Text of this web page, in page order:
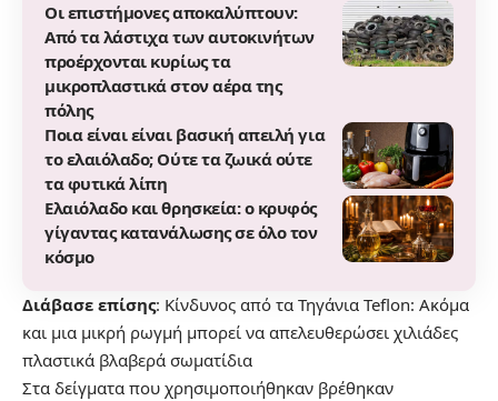
Οι επιστήμονες αποκαλύπτουν:
Από τα λάστιχα των αυτοκινήτων
προέρχονται κυρίως τα
μικροπλαστικά στον αέρα της
πόλης
Ποια είναι είναι βασική απειλή για
το ελαιόλαδο; Ούτε τα ζωικά ούτε
τα φυτικά λίπη
Ελαιόλαδο και θρησκεία: ο κρυφός
γίγαντας κατανάλωσης σε όλο τον
κόσμο
Διάβασε επίσης: Κίνδυνος από τα Τηγάνια Teflon: Ακόμα
και μια μικρή ρωγμή μπορεί να απελευθερώσει χιλιάδες
πλαστικά βλαβερά σωματίδια
Στα δείγματα που χρησιμοποιήθηκαν βρέθηκαν